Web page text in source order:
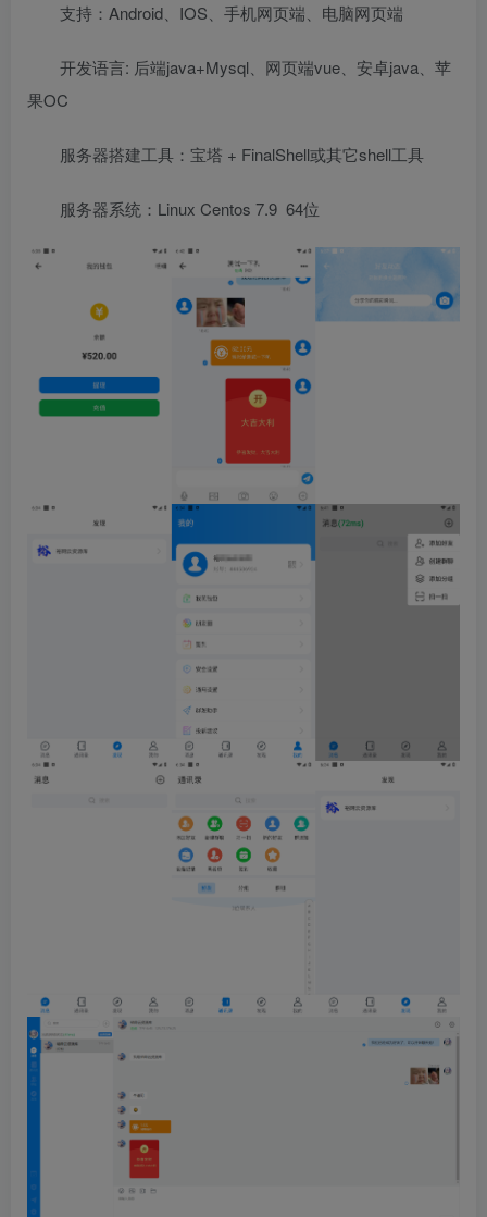
支持：Android、IOS、手机网页端、电脑网页端
开发语言: 后端java+Mysql、网页端vue、安卓java、苹
果OC
服务器搭建工具：宝塔 + FinalShell或其它shell工具
服务器系统：Linux Centos 7.9 64位